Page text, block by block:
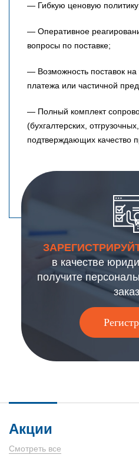
— Гибкую ценовую
— Оперативное
вопросы по поставке;
— Возможность поставок на
платежа или частичной
— Полный комплект
(бухгалтерских,
подтверждающих качество
в качестве
получите
Акции
Смотреть все